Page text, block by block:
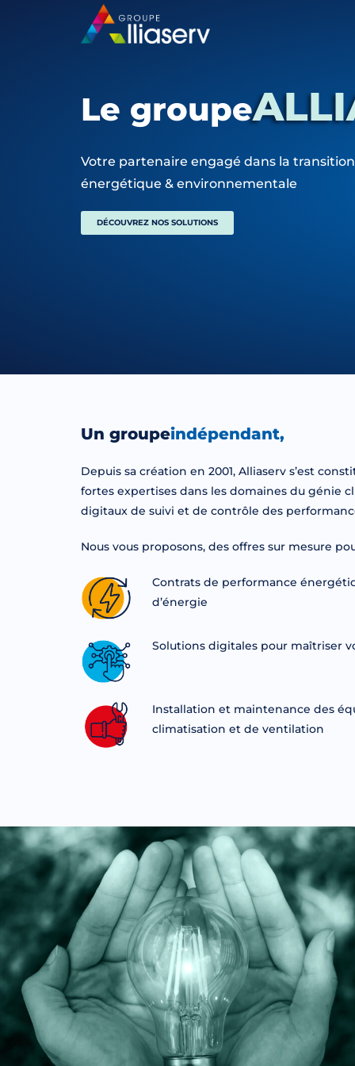
Le groupe
Votre partenaire engagé dans la transition
énergétique & environnementale
DÉCOUVREZ NOS SOLUTIONS
Un groupeindépendant,
Depuis sa création en 2001, Alliaserv s’est
fortes expertises dans les domaines du génie
digitaux de suivi et de contrôle des
Nous vous proposons, des offres sur mesure
Contrats de performance
d’énergie
Solutions digitales pour maîtriser
Installation et maintenance des
climatisation et de ventilation